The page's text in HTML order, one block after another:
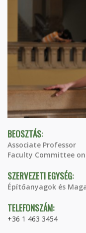
BEOSZTÁS:
Associate Professor
Faculty Committee
SZERVEZETI EGYSÉG:
Építőanyagok és
TELEFONSZÁM:
+36 1 463 3454